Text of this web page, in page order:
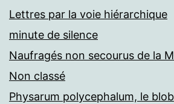
Lettres par la voie hiérarchique
minute de silence
Naufragés non secourus de la
Non classé
Physarum polycephalum, le blob